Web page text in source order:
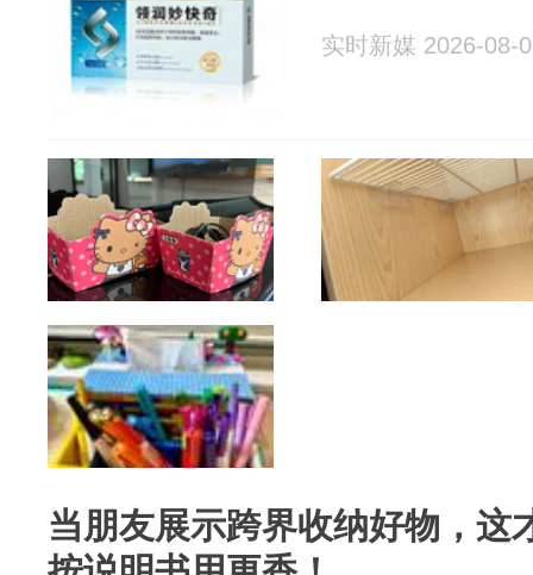
实时新媒 2026-08-
当朋友展示跨界收纳好物，这